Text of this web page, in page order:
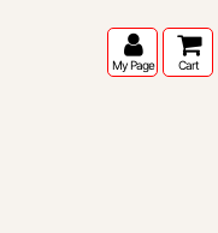
My Page Cart